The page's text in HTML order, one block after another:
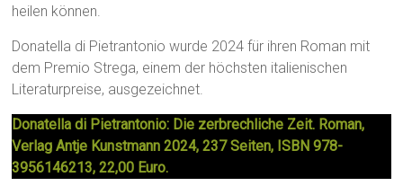
heilen können.
Donatella di Pietrantonio wurde 2024 für ihren Roman mit
dem Premio Strega, einem der höchsten italienischen
Literaturpreise, ausgezeichnet.
Donatella di Pietrantonio: Die zerbrechliche Zeit. Roman,
Verlag Antje Kunstmann 2024, 237 Seiten, ISBN 978-
3956146213, 22,00 Euro.